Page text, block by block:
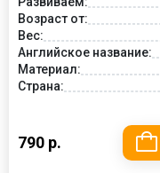
Возраст от:
Вес:
Английское название:
Материал:
Страна:
790 р.